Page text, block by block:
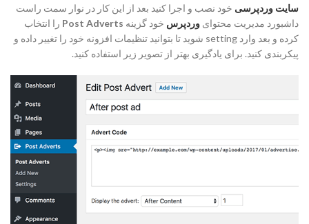
سایت وردپرسی خود نصب و اجرا کنید بعد از این کار در نوار سمت راست
داشبورد مدیریت محتوای وردپرس خود گزینه Post Adverts را انتخاب
کرده و بعد وارد setting شوید تا بتوانید تنظیمات افزونه خود را تغییر داده و
پیکربندی کنید. برای یادگیری بهتر از تصویر زیر استفاده کنید.